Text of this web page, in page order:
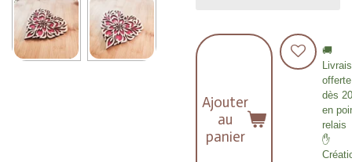
Ajouter
au
panier
🚚
offerte
dès
en
relais
✋